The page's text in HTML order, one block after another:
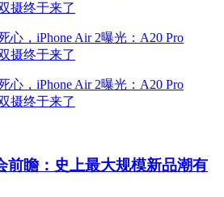
前瞻：史上最大规模新品潮有